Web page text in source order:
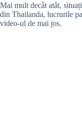
Mai mult decât atât,
din Thailanda, lucrurile
video-ul de mai jos.